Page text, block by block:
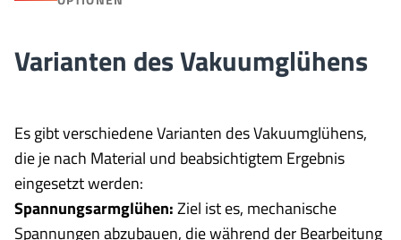
Varianten des Vakuumglühens
Es gibt verschiedene Varianten des Vakuumglühens,
die je nach Material und beabsichtigtem Ergebnis
eingesetzt werden:
Spannungsarmglühen:Ziel ist es, mechanische
Spannungen abzubauen, die während der Bearbeitung